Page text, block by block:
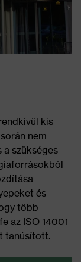
kis
nem
a szükséges
és
több
az ISO 14001
tanúsított.